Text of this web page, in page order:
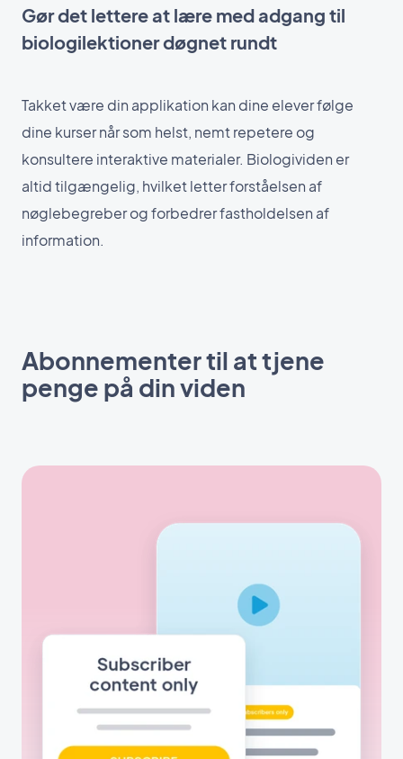
Gør det lettere at lære med adgang til
biologilektioner døgnet rundt
Takket være din applikation kan dine elever følge
dine kurser når som helst, nemt repetere og
konsultere interaktive materialer. Biologividen er
altid tilgængelig, hvilket letter forståelsen af
nøglebegreber og forbedrer fastholdelsen af
information.
Abonnementer til at tjene
penge på din viden